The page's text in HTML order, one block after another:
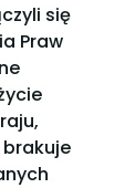
się
Praw